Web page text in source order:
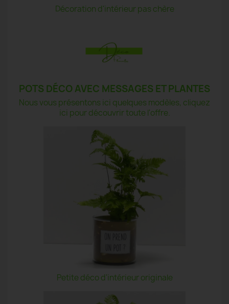
Décoration d'intérieur pas chère
POTS DÉCO AVEC MESSAGES ET PLANTES
Nous vous présentons ici quelques modèles, cliquez
ici pour découvrir toute l'offre.
Petite déco d'intérieur originale